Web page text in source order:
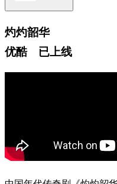
灼灼韶华
优酷 已上线